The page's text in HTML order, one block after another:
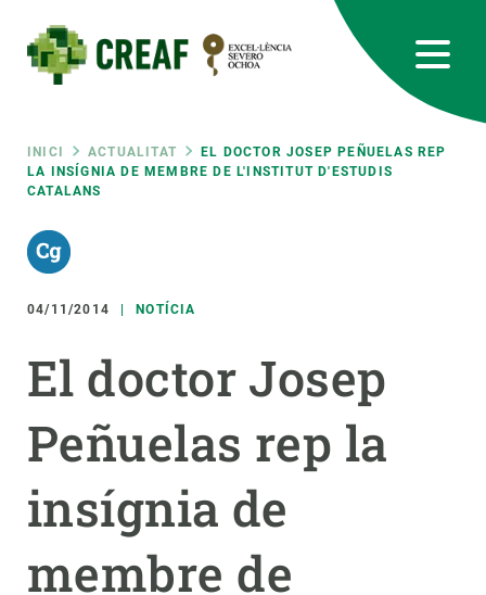
contingut
Fil
d'ariadna
INICI ACTUALITAT
EL DOCTOR JOSEP PEÑUELAS REP
LA INSÍGNIA DE MEMBRE DE L'INSTITUT D'ESTUDIS
CATALANS
04/11/2014 NOTÍCIA
El doctor Josep
Peñuelas rep la
insígnia de
membre de
RRSS
Featured
responsive
Responsive
menu
RECERCA
CIÈNCIA EN ACCIÓ
NOTÍCIES I AGENDA